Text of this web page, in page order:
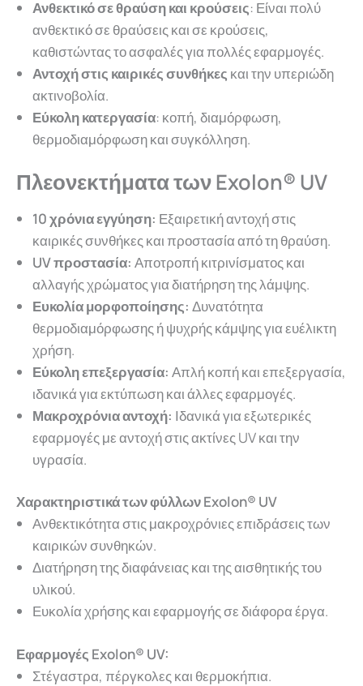
Ανθεκτικό σε θραύση και κρούσεις: Είναι πολύ
ανθεκτικό σε θραύσεις και σε κρούσεις,
καθιστώντας το ασφαλές για πολλές εφαρμογές.
Αντοχή στις καιρικές συνθήκες και την υπεριώδη
ακτινοβολία.
Εύκολη κατεργασία: κοπή, διαμόρφωση,
θερμοδιαμόρφωση και συγκόλληση.
Πλεονεκτήματα των Exolon® UV
10 χρόνια εγγύηση: Εξαιρετική αντοχή στις
καιρικές συνθήκες και προστασία από τη θραύση.
UV προστασία: Αποτροπή κιτρινίσματος και
αλλαγής χρώματος για διατήρηση της λάμψης.
Ευκολία μορφοποίησης: Δυνατότητα
θερμοδιαμόρφωσης ή ψυχρής κάμψης για ευέλικτη
χρήση.
Εύκολη επεξεργασία: Απλή κοπή και επεξεργασία,
ιδανικά για εκτύπωση και άλλες εφαρμογές.
Μακροχρόνια αντοχή: Ιδανικά για εξωτερικές
εφαρμογές με αντοχή στις ακτίνες UV και την
υγρασία.
Χαρακτηριστικά των φύλλων Exolon® UV
Ανθεκτικότητα στις μακροχρόνιες επιδράσεις των
καιρικών συνθηκών.
Διατήρηση της διαφάνειας και της αισθητικής του
υλικού.
Ευκολία χρήσης και εφαρμογής σε διάφορα έργα.
Εφαρμογές Exolon® UV:
Στέγαστρα, πέργκολες και θερμοκήπια.